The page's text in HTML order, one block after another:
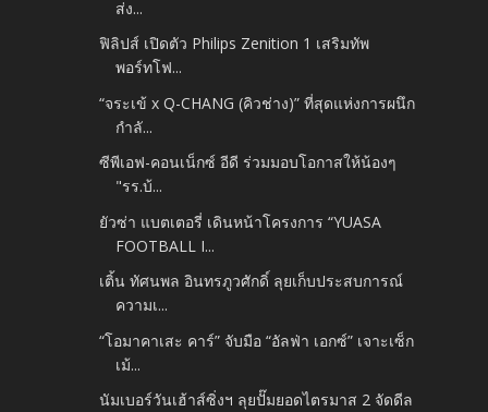
ส่ง...
ฟิลิปส์ เปิดตัว Philips Zenition 1 เสริมทัพ
พอร์ทโฟ...
“จระเข้ x Q-CHANG (คิวช่าง)” ที่สุดแห่งการผนึก
กำลั...
ซีพีเอฟ-คอนเน็กซ์ อีดี ร่วมมอบโอกาสให้น้องๆ
"รร.บ้...
ยัวซ่า แบตเตอรี่ เดินหน้าโครงการ “YUASA
FOOTBALL I...
เติ้น ทัศนพล อินทรภูวศักดิ์ ลุยเก็บประสบการณ์
ความเ...
“โอมาคาเสะ คาร์” จับมือ “อัลฟ่า เอกซ์” เจาะเซ็ก
เม้...
นัมเบอร์วันเฮ้าส์ซิ่งฯ ลุยปั๊มยอดไตรมาส 2 จัดดีล